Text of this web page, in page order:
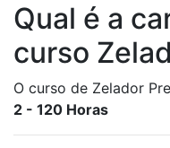
Qual é a
curso
O curso de Zelador
2 - 120 Horas